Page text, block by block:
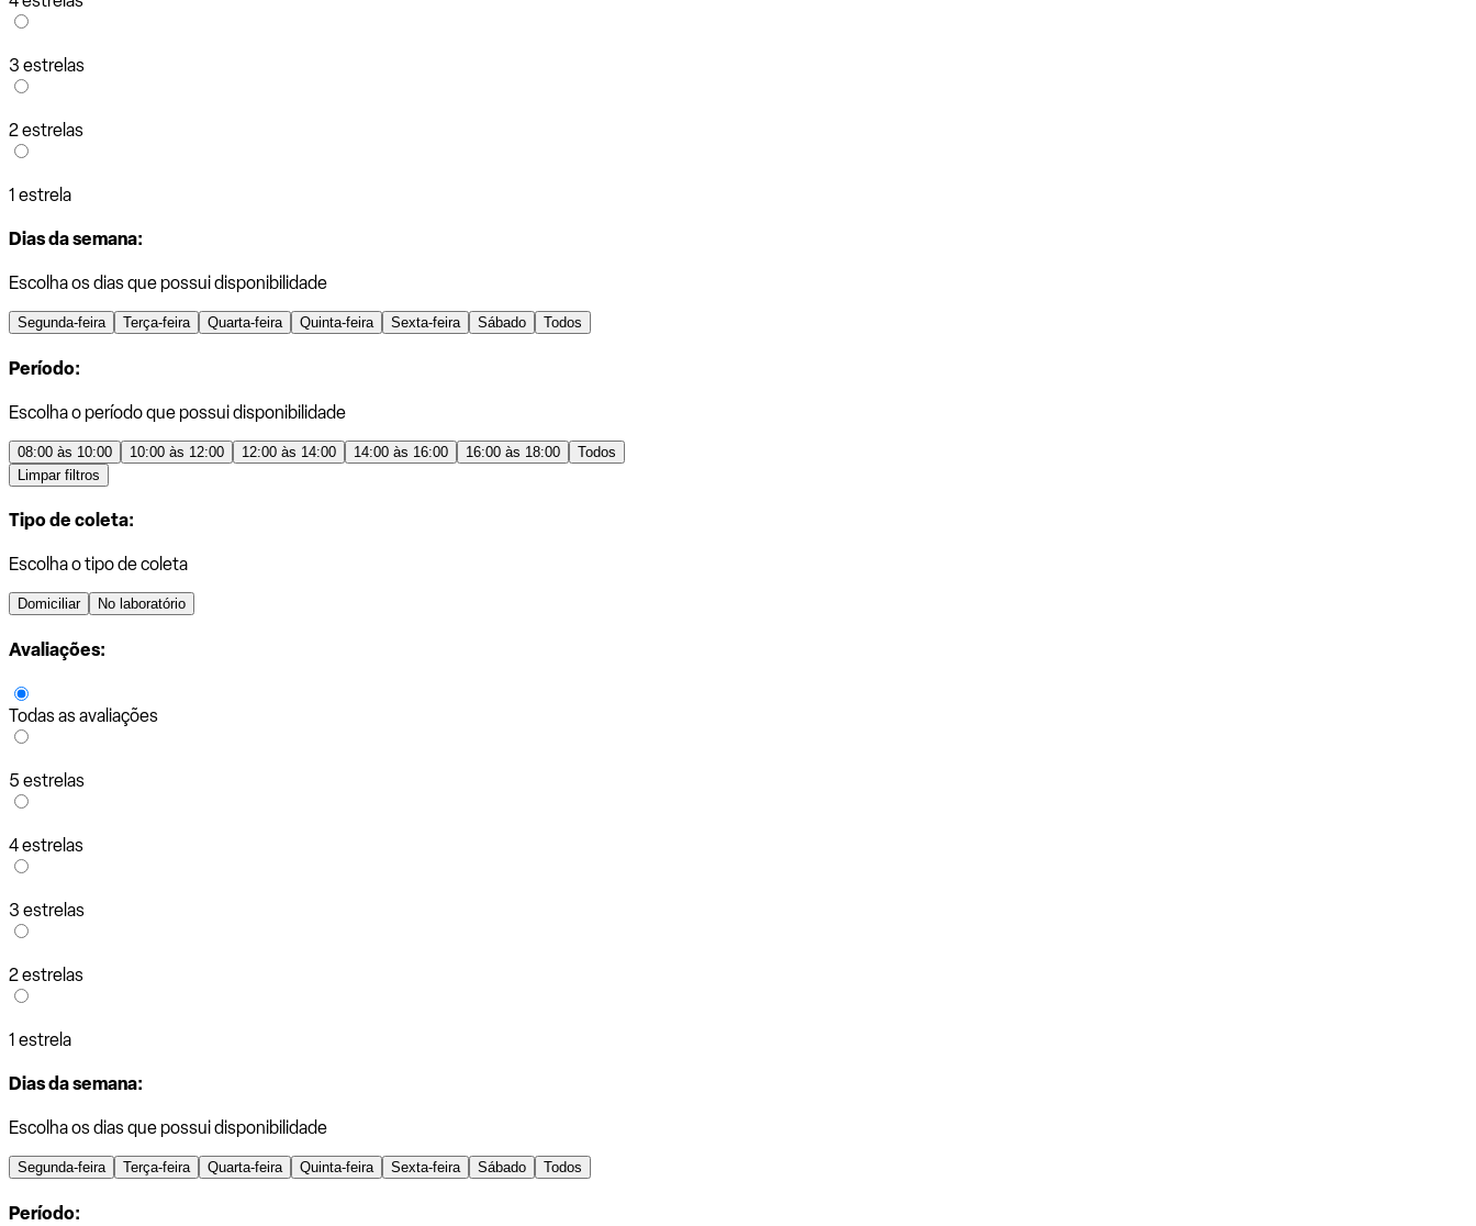
3 estrelas
2 estrelas
1 estrela
Dias da semana:
Escolha os dias que possui disponibilidade
Segunda-feira Terça-feira Quarta-feira Quinta-feira Sexta-feira Sábado Todos
Período:
Escolha o período que possui disponibilidade
08:00 às 10:00 10:00 às 12:00 12:00 às 14:00 14:00 às 16:00 16:00 às 18:00
Todos
Limpar filtros
Tipo de coleta:
Escolha o tipo de coleta
Domiciliar No laboratório
Avaliações:
Todas as avaliações
5 estrelas
4 estrelas
3 estrelas
2 estrelas
1 estrela
Dias da semana:
Escolha os dias que possui disponibilidade
Segunda-feira Terça-feira Quarta-feira Quinta-feira Sexta-feira Sábado Todos
Período: